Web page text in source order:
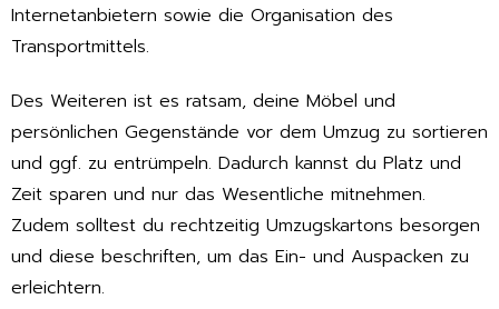
Internetanbietern sowie die Organisation des
Transportmittels.
Des Weiteren ist es ratsam, deine Möbel und
persönlichen Gegenstände vor dem Umzug zu sortieren
und ggf. zu entrümpeln. Dadurch kannst du Platz und
Zeit sparen und nur das Wesentliche mitnehmen.
Zudem solltest du rechtzeitig Umzugskartons besorgen
und diese beschriften, um das Ein- und Auspacken zu
erleichtern.